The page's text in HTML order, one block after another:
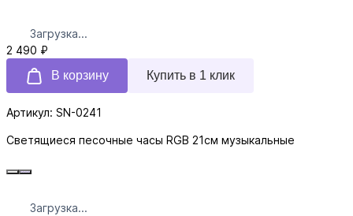
Загрузка...
2 490 ₽
В корзину
Купить в 1 клик
Артикул: SN-0241
Светящиеся песочные часы RGB 21см музыкальные
Загрузка...